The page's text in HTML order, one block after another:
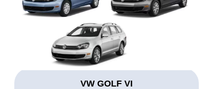
VW GOLF VI